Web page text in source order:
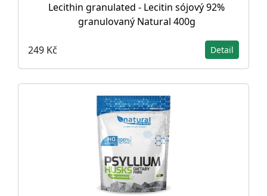
Lecithin granulated - Lecitin sójový 92%
granulovaný Natural 400g
249 Kč Detail